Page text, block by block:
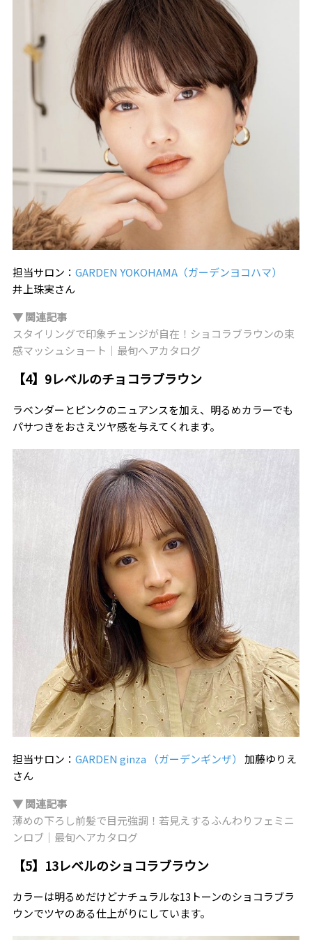
担当サロン： GARDEN YOKOHAMA（ガーデンヨコハマ）
井上珠実さん
▼ 関連記事
スタイリングで印象チェンジが自在！ショコラブラウンの束
感マッシュショート｜最旬ヘアカタログ
【4】9レベルのチョコラブラウン
ラベンダーとピンクのニュアンスを加え、明るめカラーでも
パサつきをおさえツヤ感を与えてくれます。
担当サロン： GARDEN ginza （ガーデンギンザ）
加藤ゆりえ
さん
▼ 関連記事
薄めの下ろし前髪で目元強調！若見えするふんわりフェミニ
ンロブ｜最旬ヘアカタログ
【5】13レベルのショコラブラウン
カラーは明るめだけどナチュラルな13トーンのショコラブラ
ウンでツヤのある仕上がりにしています。